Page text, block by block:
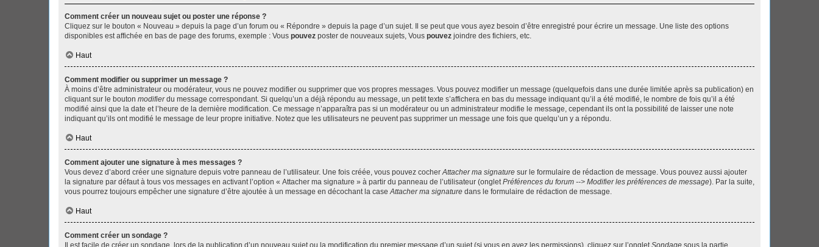
Comment créer un nouveau sujet ou poster une réponse ?
Cliquez sur le bouton « Nouveau » depuis la page d’un forum ou « Répondre » depuis la page d’un sujet. Il se peut que vous ayez besoin d’être enregistré pour écrire un message. Une liste des options
disponibles est affichée en bas de page des forums, exemple : Vous pouvez poster de nouveaux sujets, Vous pouvez joindre des fichiers, etc.
Haut
Comment modifier ou supprimer un message ?
À moins d’être administrateur ou modérateur, vous ne pouvez modifier ou supprimer que vos propres messages. Vous pouvez modifier un message (quelquefois dans une durée limitée après sa publication) en
cliquant sur le bouton modifierdu message correspondant. Si quelqu’un a déjà répondu au message, un petit texte s’affichera en bas du message indiquant qu’il a été modifié, le nombre de fois qu’il a été
modifié ainsi que la date et l’heure de la dernière modification. Ce message n’apparaîtra pas si un modérateur ou un administrateur modifie le message, cependant ils ont la possibilité de laisser une note
indiquant qu’ils ont modifié le message de leur propre initiative. Notez que les utilisateurs ne peuvent pas supprimer un message une fois que quelqu’un y a répondu.
Haut
Comment ajouter une signature à mes messages ?
Vous devez d’abord créer une signature depuis votre panneau de l’utilisateur. Une fois créée, vous pouvez cocherAttacher ma signature sur le formulaire de rédaction de message. Vous pouvez aussi ajouter
la signature par défaut à tous vos messages en activant l’option « Attacher ma signature » à partir du panneau de l’utilisateur (ongletPréférences du forum --> Modifier les préférences de message). Par la suite,
vous pourrez toujours empêcher une signature d’être ajoutée à un message en décochant la caseAttacher ma signature dans le formulaire de rédaction de message.
Haut
Comment créer un sondage ?
Il est facile de créer un sondage, lors de la publication d’un nouveau sujet ou la modification du premier message d’un sujet (si vous en avez les permissions), cliquez sur l’onglet Sondage sous la partie